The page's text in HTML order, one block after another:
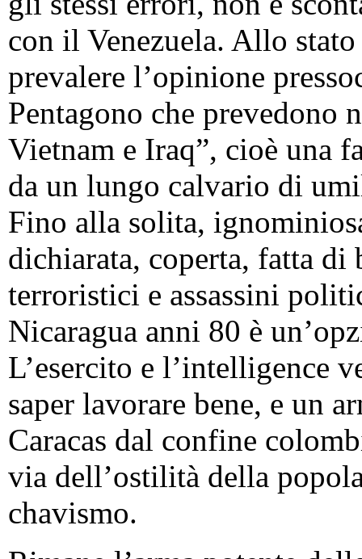
con il Venezuela. Allo
prevalere l’opinione
Pentagono che prevedono
Vietnam e Iraq”, cioè una
da un lungo calvario di
Fino alla solita,
dichiarata, coperta, fatta di
terroristici e assassini
Nicaragua anni 80 è
L’esercito e l’intelligence
saper lavorare bene, e un
Caracas dal confine
via dell’ostilità della
chavismo.